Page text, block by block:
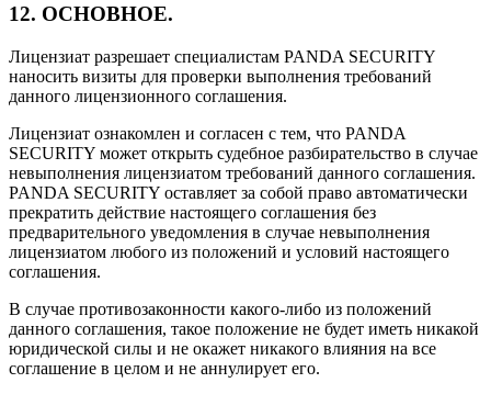
12. ОСНОВНОЕ.
Лицензиат разрешает специалистам PANDA SECURITY
наносить визиты для проверки выполнения требований
данного лицензионного соглашения.
Лицензиат ознакомлен и согласен с тем, что PANDA
SECURITY может открыть судебное разбирательство в случае
невыполнения лицензиатом требований данного соглашения.
PANDA SECURITY оставляет за собой право автоматически
прекратить действие настоящего соглашения без
предварительного уведомления в случае невыполнения
лицензиатом любого из положений и условий настоящего
соглашения.
В случае противозаконности какого-либо из положений
данного соглашения, такое положение не будет иметь никакой
юридической силы и не окажет никакого влияния на все
соглашение в целом и не аннулирует его.